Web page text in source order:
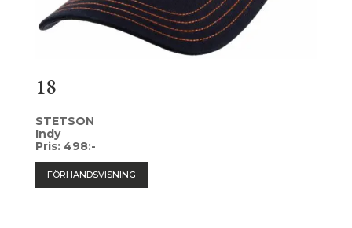
18
STETSON
Indy
Pris: 498:-
FÖRHANDSVISNING